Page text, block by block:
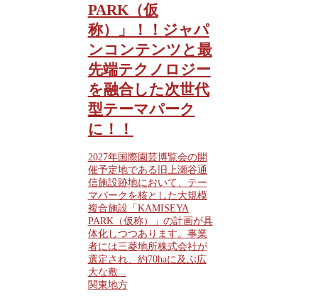
PARK（仮
称）」！！ジャパ
ンコンテンツと最
先端テクノロジー
を融合した次世代
型テーマパーク
に！！
2027年国際園芸博覧会の開
催予定地である旧上瀬谷通
信施設跡地において、テー
マパークを核とした大規模
複合施設「KAMISEYA
PARK（仮称）」の計画が具
体化しつつあります。事業
者には三菱地所株式会社が
選定され、約70haに及ぶ広
大な敷...
関東地方